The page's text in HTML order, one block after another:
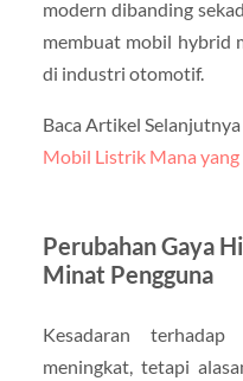
modern dibanding
membuat mobil hybrid
di industri otomotif.
Baca Artikel Selanjutnya
Mobil Listrik Mana yang
Perubahan Gaya
Minat Pengguna
Kesadaran
meningkat, tetapi